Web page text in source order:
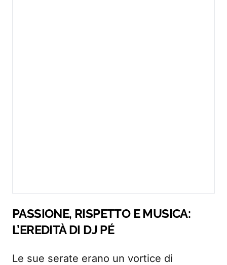
PASSIONE, RISPETTO E MUSICA:
L’EREDITÀ DI DJ PÉ
Le sue serate erano un vortice di